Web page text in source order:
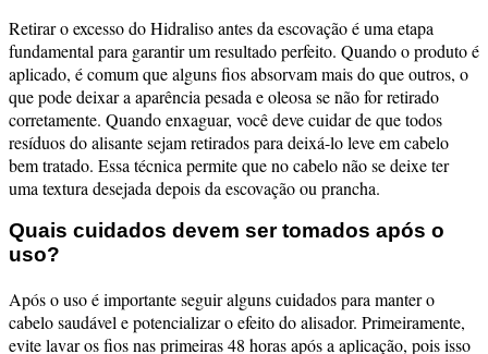
Retirar o excesso do Hidraliso antes da escovação é uma etapa
fundamental para garantir um resultado perfeito. Quando o produto é
aplicado, é comum que alguns fios absorvam mais do que outros, o
que pode deixar a aparência pesada e oleosa se não for retirado
corretamente. Quando enxaguar, você deve cuidar de que todos
resíduos do alisante sejam retirados para deixá-lo leve em cabelo
bem tratado. Essa técnica permite que no cabelo não se deixe ter
uma textura desejada depois da escovação ou prancha.
Quais cuidados devem ser tomados após o
uso?
Após o uso é importante seguir alguns cuidados para manter o
cabelo saudável e potencializar o efeito do alisador. Primeiramente,
evite lavar os fios nas primeiras 48 horas após a aplicação, pois isso